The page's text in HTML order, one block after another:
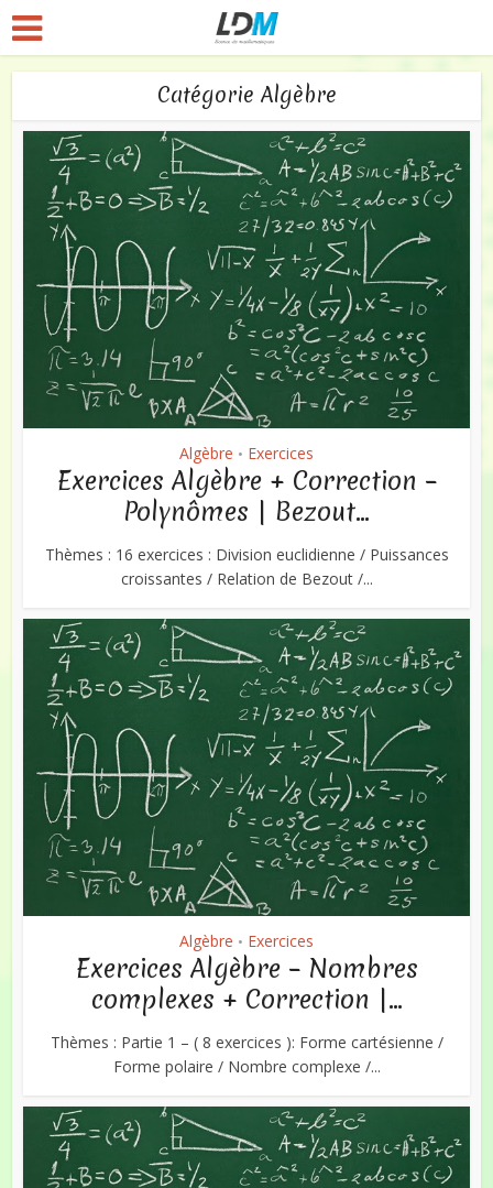
Catégorie Algèbre
Algèbre • Exercices
Exercices Algèbre + Correction –
Polynômes | Bezout...
Thèmes : 16 exercices : Division euclidienne / Puissances
croissantes / Relation de Bezout /...
Algèbre • Exercices
Exercices Algèbre – Nombres
complexes + Correction |...
Thèmes : Partie 1 – ( 8 exercices ): Forme cartésienne /
Forme polaire / Nombre complexe /...